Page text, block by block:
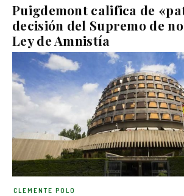
Puigdemont califica de
decisión del Supremo de
Ley de Amnistía
CLEMENTE POLO